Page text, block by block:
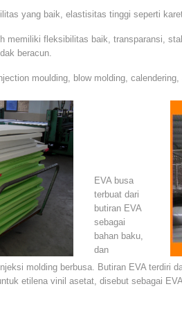
yang baik, elastisitas tinggi seperti
memiliki fleksibilitas baik, transparansi,
beracun.
moulding, blow molding,
EVA busa
terbuat dari
butiran EVA
sebagai
bahan baku,
dan
molding berbusa. Butiran EVA terdiri
etilena vinil asetat, disebut sebagai